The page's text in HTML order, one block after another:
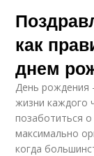
как
днем
День рождения
жизни каждого
позаботиться
максимально
когда